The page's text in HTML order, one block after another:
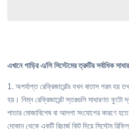
এখানে গাড়ির এ/সি সিস্টেমের ত্রুটির সর্বাধিক
1. অপর্যাপ্ত রেফ্রিজারেন্টঃ যখন বাতাস গরম হয়
হয়। নিম্ন রেফ্রিজারেন্ট স্তরগুলি সাধারণত ফুটো
পাতার মোজাবিশেষ বা আলগা সংযোগের কারণে
দোকান থেকে একটি রিচার্জ কিট দিয়ে সিস্টেম